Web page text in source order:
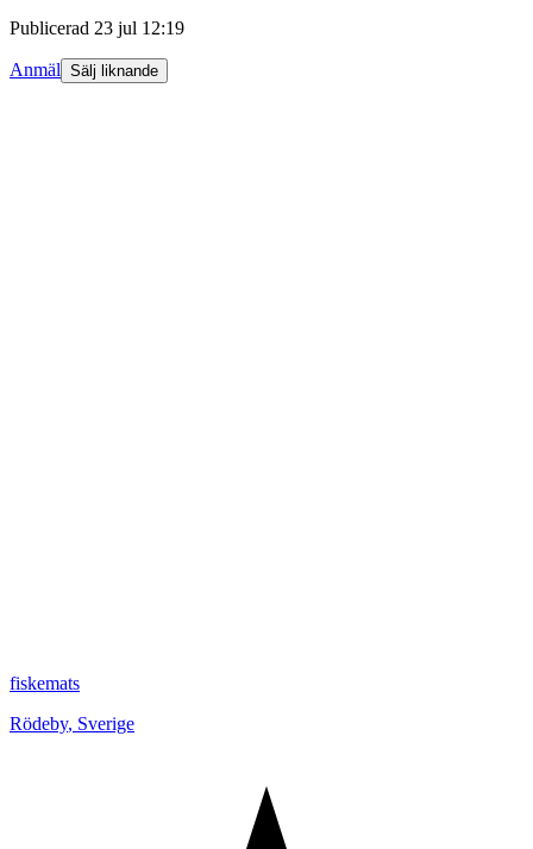
Publicerad 23 jul 12:19
Anmäl Sälj liknande
fiskemats
Rödeby, Sverige